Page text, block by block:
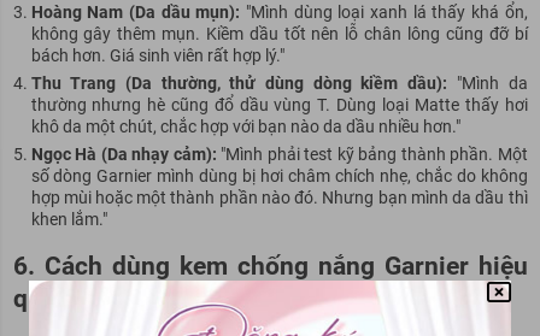
Hoàng Nam (Da dầu mụn): "Mình dùng loại xanh lá thấy khá ổn,
không gây thêm mụn. Kiềm dầu tốt nên lỗ chân lông cũng đỡ bí
bách hơn. Giá sinh viên rất hợp lý."
Thu Trang (Da thường, thử dùng dòng kiềm dầu): "Mình da
thường nhưng hè cũng đổ dầu vùng T. Dùng loại Matte thấy hơi
khô da một chút, chắc hợp với bạn nào da dầu nhiều hơn."
Ngọc Hà (Da nhạy cảm): "Mình phải test kỹ bảng thành phần. Một
số dòng Garnier mình dùng bị hơi châm chích nhẹ, chắc do không
hợp mùi hoặc một thành phần nào đó. Nhưng bạn mình da dầu thì
khen lắm."
6. Cách dùng kem chống nắng Garnier hiệu
quả nhất